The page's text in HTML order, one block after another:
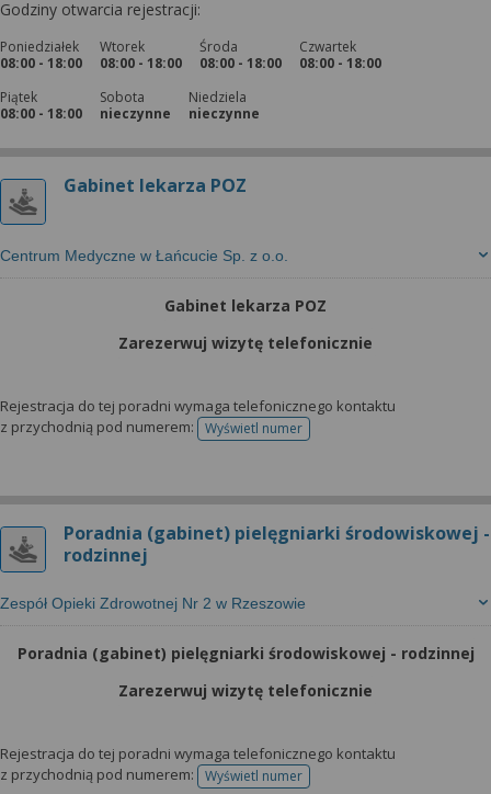
Godziny otwarcia rejestracji:
Poniedziałek
08:00 - 18:00
Wtorek
08:00 - 18:00
Środa
08:00 - 18:00
Czwartek
08:00 - 18:00
Piątek
08:00 - 18:00
Sobota
nieczynne
Niedziela
nieczynne
Gabinet lekarza POZ
Centrum Medyczne w Łańcucie Sp. z o.o.
Gabinet lekarza POZ
Zarezerwuj wizytę telefonicznie
Rejestracja do tej poradni wymaga telefonicznego kontaktu
z przychodnią pod numerem:
Wyświetl numertelefonu do rejestracji
Poradnia (gabinet) pielęgniarki środowiskowej -
rodzinnej
Zespół Opieki Zdrowotnej Nr 2 w Rzeszowie
Poradnia (gabinet) pielęgniarki środowiskowej - rodzinnej
Zarezerwuj wizytę telefonicznie
Rejestracja do tej poradni wymaga telefonicznego kontaktu
z przychodnią pod numerem:
Wyświetl numertelefonu do rejestracji